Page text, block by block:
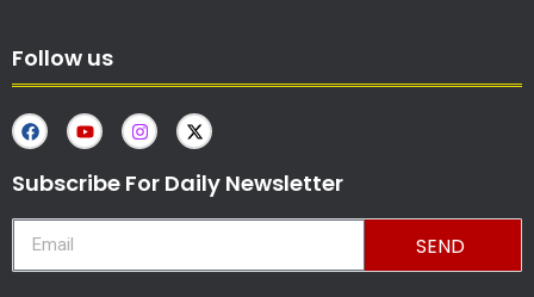
Follow us
Subscribe For Daily Newsletter
SEND